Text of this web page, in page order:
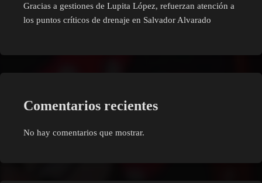
Gracias a gestiones de Lupita López, refuerzan atención a
los puntos críticos de drenaje en Salvador Alvarado
Comentarios recientes
No hay comentarios que mostrar.